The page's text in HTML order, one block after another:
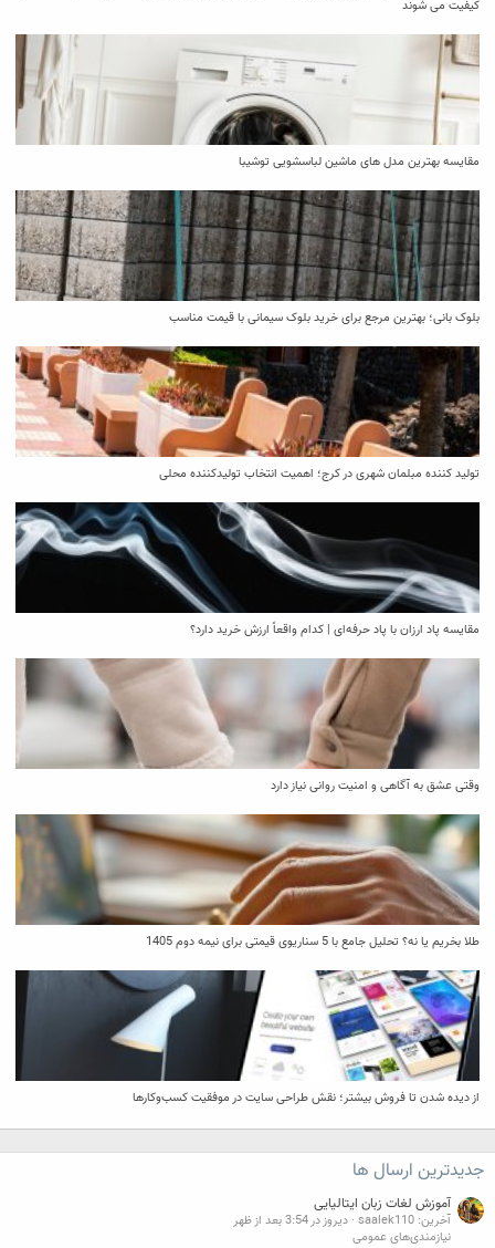
کیفیت می‌ شوند
مقایسه بهترین مدل ‌های ماشین لباسشویی توشیبا
بلوک بانی؛ بهترین مرجع برای خرید بلوک سیمانی با قیمت مناسب
تولید کننده مبلمان شهری در کرج؛ اهمیت انتخاب تولیدکننده محلی
مقایسه پاد ارزان با پاد حرفه‌ای | کدام واقعاً ارزش خرید دارد؟
وقتی عشق به آگاهی و امنیت روانی نیاز دارد
طلا بخریم یا نه؟ تحلیل جامع با 5 سناریوی قیمتی برای نیمه دوم 1405
از دیده شدن تا فروش بیشتر؛ نقش طراحی سایت در موفقیت کسب‌وکارها
جدیدترین ارسال ها
آموزش لغات زبان ایتالیایی
آخرین: saalek110
دیروز در 3:54 بعد از ظهر
نیازمندی‌های عمومی